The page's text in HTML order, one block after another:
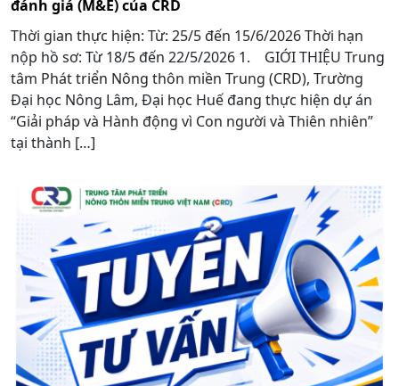
đánh giá (M&E) của CRD
Thời gian thực hiện: Từ: 25/5 đến 15/6/2026 Thời hạn
nộp hồ sơ: Từ 18/5 đến 22/5/2026 1. GIỚI THIỆU Trung
tâm Phát triển Nông thôn miền Trung (CRD), Trường
Đại học Nông Lâm, Đại học Huế đang thực hiện dự án
“Giải pháp và Hành động vì Con người và Thiên nhiên”
tại thành […]